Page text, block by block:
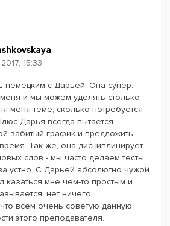
15:33
немецким с Дарьей. Она супер.
и мы можем уделять столько
меня теме, сколько потребуется
Дарья всегда пытается
забитый график и предложить
Так же, она дисциплинирует
слов - мы часто делаем тесты
устно. С Дарьей абсолютно чужой
казаться мне чем-то простым и
нет ничего
всем очень советую данную
этого преподавателя.